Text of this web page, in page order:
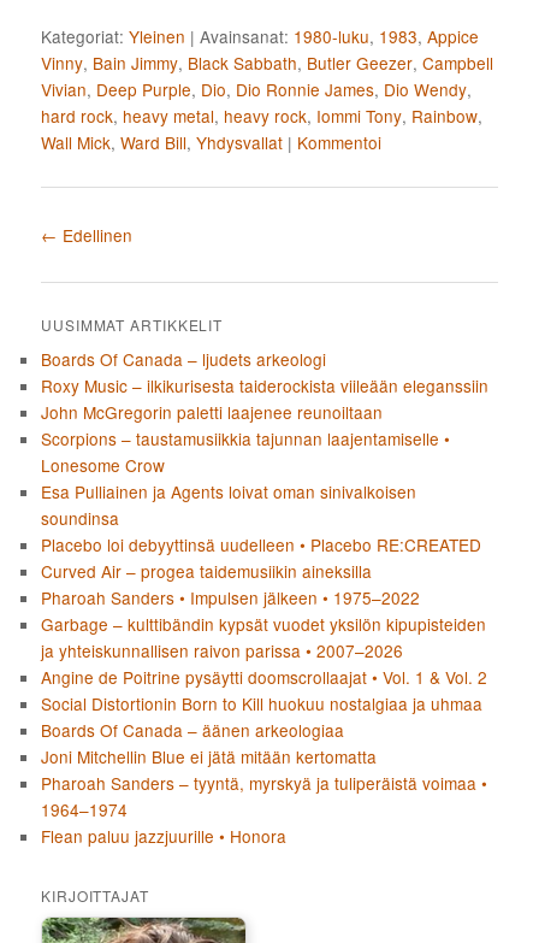
Kategoriat: Yleinen |Avainsanat: 1980-luku, 1983,Appice
Vinny, Bain Jimmy, Black Sabbath, Butler Geezer,Campbell
Vivian, Deep Purple, Dio, Dio Ronnie James, Dio Wendy,
hard rock, heavy metal, heavy rock, Iommi Tony, Rainbow,
Wall Mick,Ward Bill,Yhdysvallat | Kommentoi
Artikkelien selaus
← Edellinen
UUSIMMAT ARTIKKELIT
Boards Of Canada – ljudets arkeologi
Roxy Music – ilkikurisesta taiderockista viileään eleganssiin
John McGregorin paletti laajenee reunoiltaan
Scorpions – taustamusiikkia tajunnan laajentamiselle •
Lonesome Crow
Esa Pulliainen ja Agents loivat oman sinivalkoisen
soundinsa
Placebo loi debyyttinsä uudelleen • Placebo RE:CREATED
Curved Air – progea taidemusiikin aineksilla
Pharoah Sanders • Impulsen jälkeen • 1975–2022
Garbage – kulttibändin kypsät vuodet yksilön kipupisteiden
ja yhteiskunnallisen raivon parissa • 2007–2026
Angine de Poitrine pysäytti doomscrollaajat • Vol. 1 & Vol. 2
Social Distortionin Born to Kill huokuu nostalgiaa ja uhmaa
Boards Of Canada – äänen arkeologiaa
Joni Mitchellin Blue ei jätä mitään kertomatta
Pharoah Sanders – tyyntä, myrskyä ja tuliperäistä voimaa •
1964–1974
Flean paluu jazzjuurille • Honora
KIRJOITTAJAT